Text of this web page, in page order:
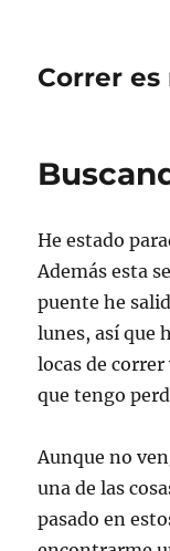
Correr
He estado
Además esta
puente he
lunes, así que
locas de
que tengo
Aunque no
una de las
pasado en